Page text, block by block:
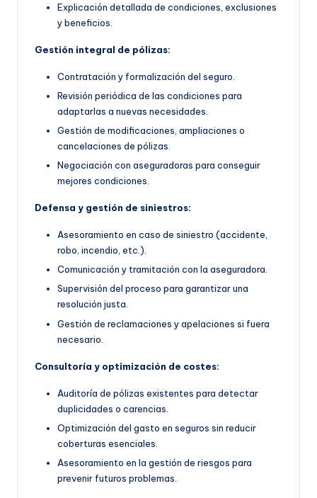
Explicación detallada de condiciones, exclusiones
y beneficios.
Gestión integral de pólizas:
Contratación y formalización del seguro.
Revisión periódica de las condiciones para
adaptarlas a nuevas necesidades.
Gestión de modificaciones, ampliaciones o
cancelaciones de pólizas.
Negociación con aseguradoras para conseguir
mejores condiciones.
Defensa y gestión de siniestros:
Asesoramiento en caso de siniestro (accidente,
robo, incendio, etc.).
Comunicación y tramitación con la aseguradora.
Supervisión del proceso para garantizar una
resolución justa.
Gestión de reclamaciones y apelaciones si fuera
necesario.
Consultoría y optimización de costes:
Auditoría de pólizas existentes para detectar
duplicidades o carencias.
Optimización del gasto en seguros sin reducir
coberturas esenciales.
Asesoramiento en la gestión de riesgos para
prevenir futuros problemas.